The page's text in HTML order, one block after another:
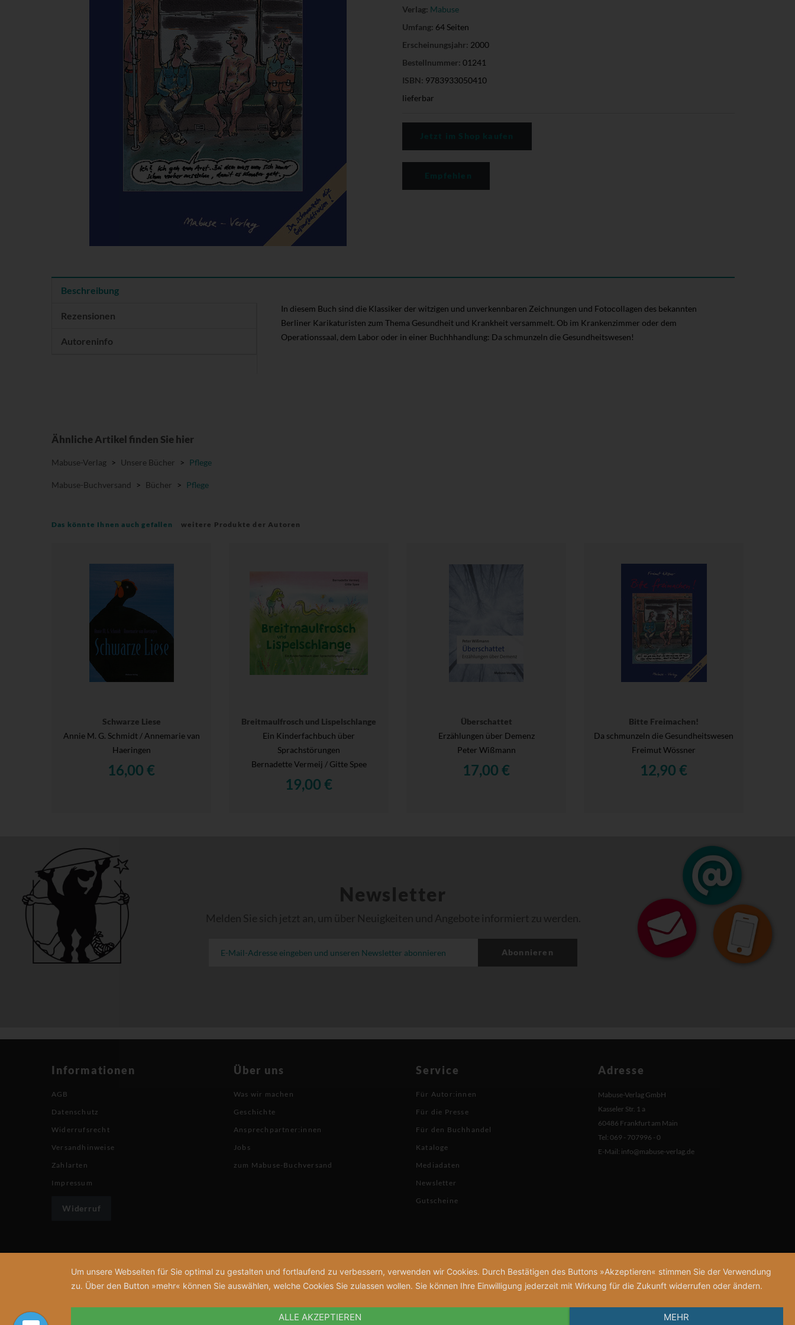
Verlag: Mabuse
Umfang: 64 Seiten
Erscheinungsjahr: 2000
Bestellnummer: 01241
ISBN: 9783933050410
lieferbar
Beschreibung
Rezensionen
Autoreninfo
In diesem Buch sind die Klassiker der witzigen und unverkennbaren Zeichnungen und Fotocollagen des bekannten
Berliner Karikaturisten zum Thema Gesundheit und Krankheit versammelt. Ob im Krankenzimmer oder dem
Operationssaal, dem Labor oder in einer Buchhhandlung: Da schmunzeln die Gesundheitswesen!
Ähnliche Artikel finden Sie hier
Mabuse-Verlag > Unsere Bücher > Pflege
Mabuse-Buchversand > Bücher > Pflege
Das könnte Ihnen auch gefallen weitere Produkte der Autoren
Schwarze Liese
Annie M. G. Schmidt / Annemarie van
Haeringen
16,00 €
Breitmaulfrosch und Lispelschlange
Ein Kinderfachbuch über
Sprachstörungen
Bernadette Vermeij / Gitte Spee
19,00 €
Überschattet
Erzählungen über Demenz
Peter Wißmann
17,00 €
Bitte Freimachen!
Da schmunzeln die Gesundheitswesen
Freimut Wössner
12,90 €
Newsletter
Melden Sie sich jetzt an, um über Neuigkeiten und Angebote informiert zu werden.
Abonnieren
Informationen
AGB
Datenschutz
Widerrufsrecht
Versandhinweise
Zahlarten
Impressum
Widerruf
Über uns
Was wir machen
Geschichte
Ansprechpartner:innen
Jobs
zum Mabuse-Buchversand
Service
Für Autor:innen
Für die Presse
Für den Buchhandel
Kataloge
Mediadaten
Newsletter
Gutscheine
Adresse
Mabuse-Verlag GmbH
Kasseler Str. 1 a
60486 Frankfurt am Main
Tel: 069 - 707996 - 0
E-Mail: info@mabuse-verlag.de
Um unsere Webseiten für Sie optimal zu gestalten und fortlaufend zu verbessern, verwenden wir Cookies. Durch Bestätigen des Buttons »Akzeptieren« stimmen Sie der Verwendung
zu. Über den Button »mehr« können Sie auswählen, welche Cookies Sie zulassen wollen. Sie können Ihre Einwilligung jederzeit mit Wirkung für die Zukunft widerrufen oder ändern.
ALLE AKZEPTIEREN MEHR